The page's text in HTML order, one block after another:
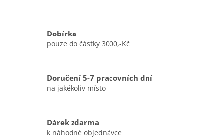
Dobírka
pouze do částky 3000,-Kč
Doručení 5-7 pracovních dní
na jakékoliv místo
Dárek zdarma
k náhodné objednávce